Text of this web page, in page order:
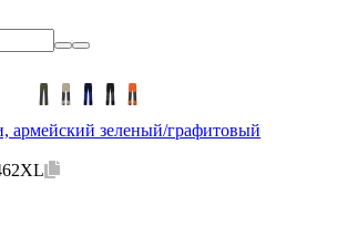
армейский зеленый/графитовый